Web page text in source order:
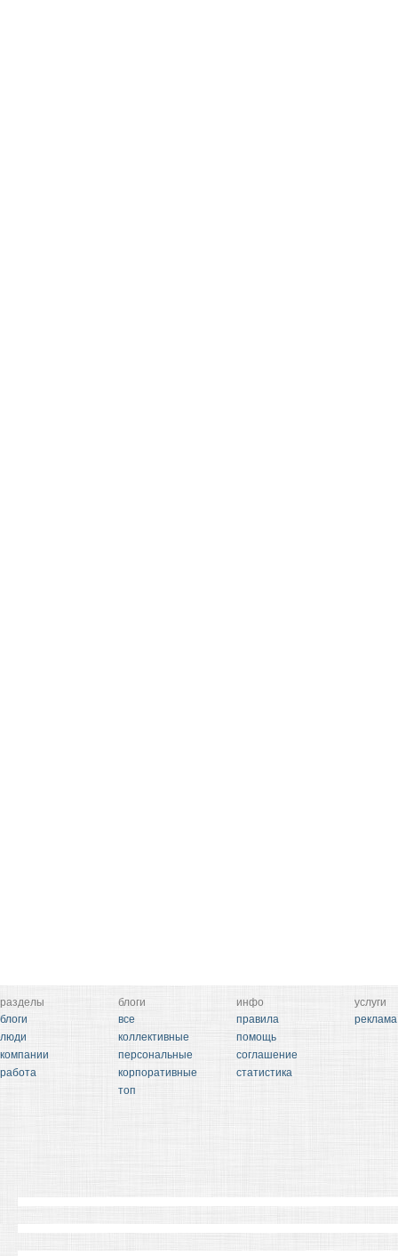
разделы
блоги
люди
компании
работа
блоги
все
коллективные
персональные
корпоративные
топ
инфо
правила
помощь
соглашение
статистика
услуги
реклама